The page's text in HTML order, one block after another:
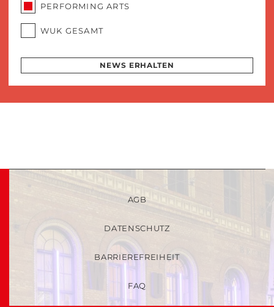
PERFORMING ARTS
WUK GESAMT
NEWS ERHALTEN
AGB
DATENSCHUTZ
BARRIEREFREIHEIT
FAQ